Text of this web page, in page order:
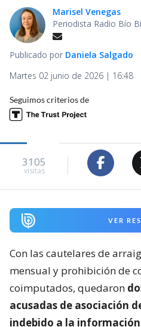
Marisel Venegas
Periodista Radio Bío
Publicado por Daniela Salgado
Martes 02 junio de 2026 | 16:48
Seguimos criterios de
3105
visitas
VER
Con las cautelares de
mensual y prohibición de
coimputados, quedaron
acusadas de asociación
indebido a la información